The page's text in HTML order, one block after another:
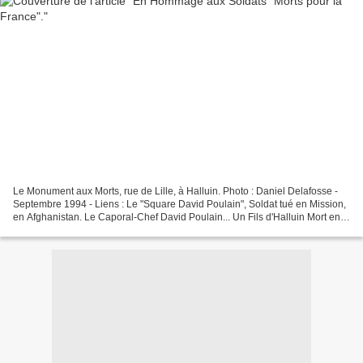
Le Monument aux Morts, rue de Lille, à Halluin. Photo : Daniel Delafosse -
Septembre 1994 - Liens : Le "Square David Poulain", Soldat tué en Mission,
en Afghanistan. Le Caporal-Chef David Poulain... Un Fils d'Halluin Mort en